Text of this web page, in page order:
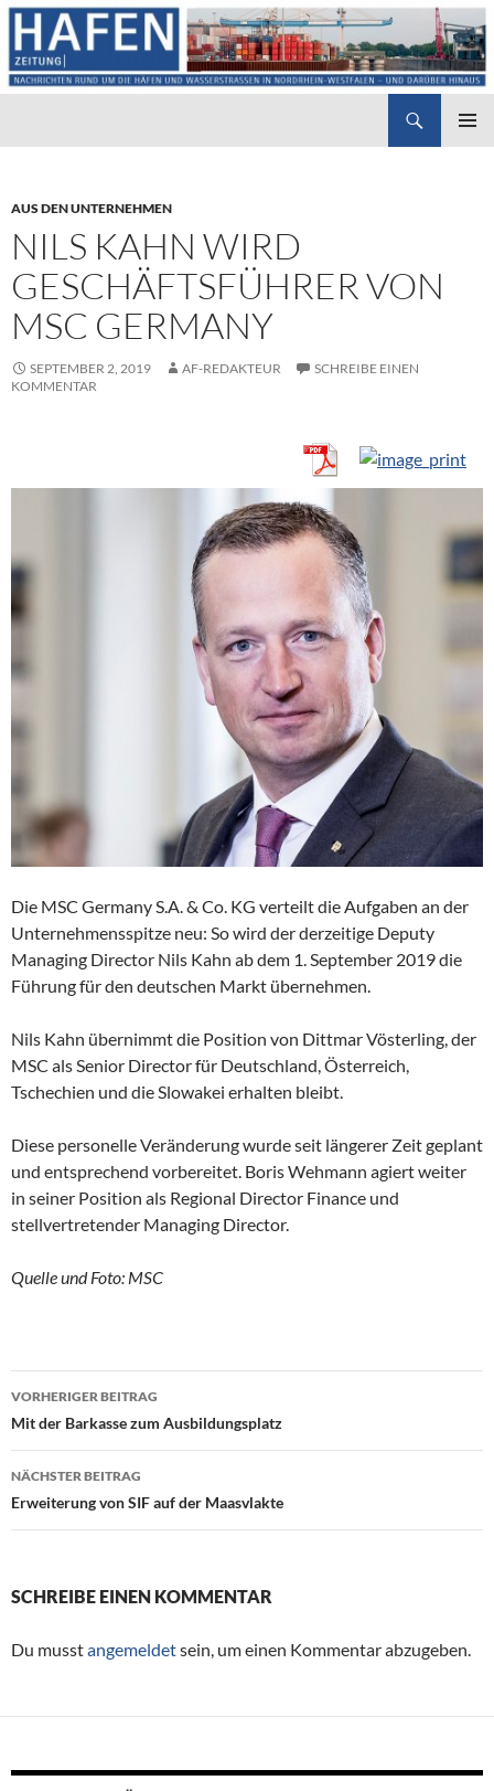
AUS DEN UNTERNEHMEN
NILS KAHN WIRD
GESCHÄFTSFÜHRER VON
MSC GERMANY
SEPTEMBER 2, 2019 AF-REDAKTEUR
SCHREIBE EINEN
KOMMENTAR
Die MSC Germany S.A. & Co. KG verteilt die Aufgaben an der
Unternehmensspitze neu: So wird der derzeitige Deputy
Managing Director Nils Kahn ab dem 1. September 2019 die
Führung für den deutschen Markt übernehmen.
Nils Kahn übernimmt die Position von Dittmar Vösterling, der
MSC als Senior Director für Deutschland, Österreich,
Tschechien und die Slowakei erhalten bleibt.
Diese personelle Veränderung wurde seit längerer Zeit geplant
und entsprechend vorbereitet. Boris Wehmann agiert weiter
in seiner Position als Regional Director Finance und
stellvertretender Managing Director.
Quelle und Foto: MSC
Beitragsnavigation
VORHERIGER BEITRAG
Mit der Barkasse zum Ausbildungsplatz
NÄCHSTER BEITRAG
Erweiterung von SIF auf der Maasvlakte
SCHREIBE EINEN KOMMENTAR
Du musstangemeldetsein, um einen Kommentar abzugeben.